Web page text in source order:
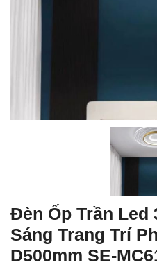
Đèn Ốp Trần Led
Sáng Trang Trí
D500mm SE-